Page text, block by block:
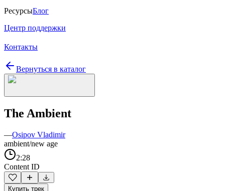
РесурсыБлог
Центр поддержки
Контакты
Вернуться в каталог
The Ambient
—Osipov Vladimir
ambient/new age
2:28
Content ID
Купить трек